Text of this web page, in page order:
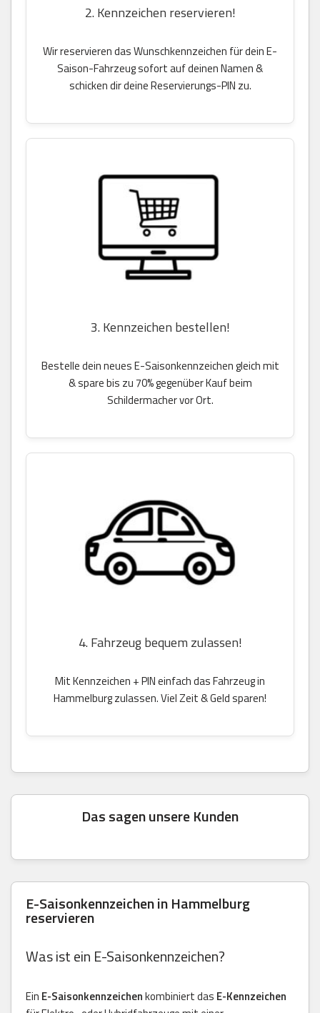
2. Kennzeichen reservieren!
Wir reservieren das Wunschkennzeichen für dein E-
Saison-Fahrzeug sofort auf deinen Namen &
schicken dir deine Reservierungs-PIN zu.
3. Kennzeichen bestellen!
Bestelle dein neues E-Saisonkennzeichen gleich mit
& spare bis zu 70% gegenüber Kauf beim
Schildermacher vor Ort.
4. Fahrzeug bequem zulassen!
Mit Kennzeichen + PIN einfach das Fahrzeug in
Hammelburg zulassen. Viel Zeit & Geld sparen!
Das sagen unsere Kunden
E-Saisonkennzeichen in Hammelburg
reservieren
Was ist ein E-Saisonkennzeichen?
Ein E-Saisonkennzeichenkombiniert das E-Kennzeichen